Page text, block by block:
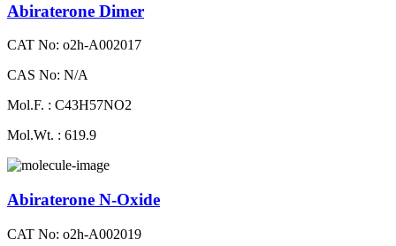
Abiraterone Dimer
CAT No: o2h-A002017
CAS No: N/A
Mol.F. : C43H57NO2
Mol.Wt. : 619.9
Abiraterone N-Oxide
CAT No: o2h-A002019